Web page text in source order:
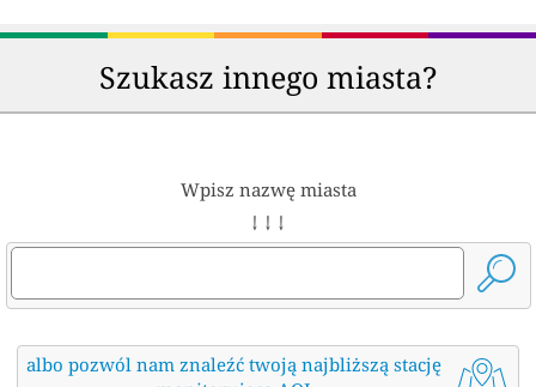
Szukasz innego miasta?
Wpisz nazwę miasta
↓ ↓ ↓
albo pozwól nam znaleźć twoją najbliższą stację